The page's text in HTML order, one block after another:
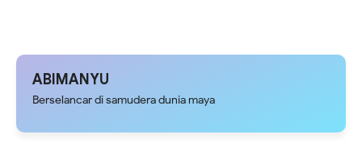
ABIMANYU
Berselancar di samudera dunia maya